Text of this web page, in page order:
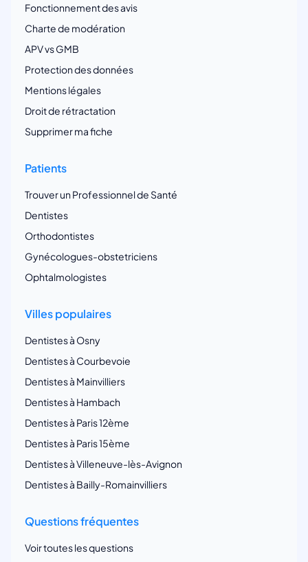
Fonctionnement des avis
Charte de modération
APV vs GMB
Protection des données
Mentions légales
Droit de rétractation
Supprimer ma fiche
Patients
Trouver un Professionnel de Santé
Dentistes
Orthodontistes
Gynécologues-obstetriciens
Ophtalmologistes
Villes populaires
Dentistes à Osny
Dentistes à Courbevoie
Dentistes à Mainvilliers
Dentistes à Hambach
Dentistes à Paris 12ème
Dentistes à Paris 15ème
Dentistes à Villeneuve-lès-Avignon
Dentistes à Bailly-Romainvilliers
Questions fréquentes
Voir toutes les questions